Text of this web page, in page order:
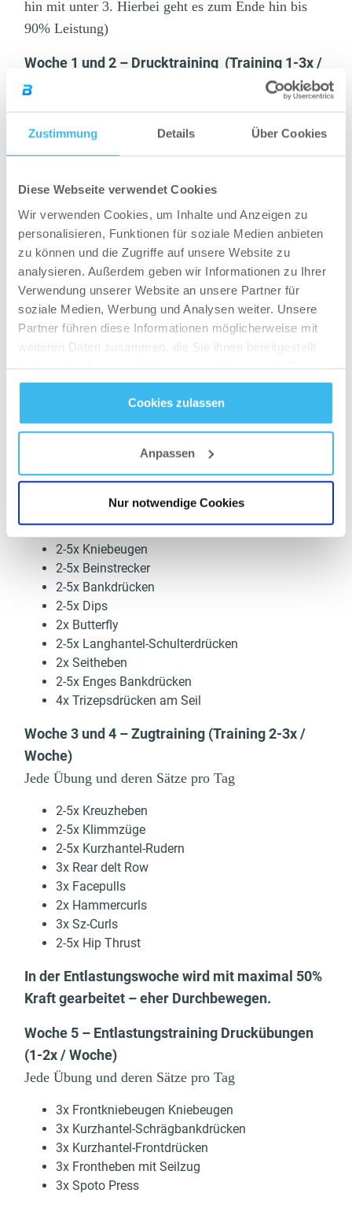
Zustimmung Details Über Cookies
Diese Webseite verwendet Cookies
Wir verwenden Cookies, um Inhalte und Anzeigen zu
personalisieren, Funktionen für soziale Medien anbieten
zu können und die Zugriffe auf unsere Website zu
analysieren. Außerdem geben wir Informationen zu Ihrer
Verwendung unserer Website an unsere Partner für
soziale Medien, Werbung und Analysen weiter. Unsere
Partner führen diese Informationen möglicherweise mit
weiteren Daten zusammen, die Sie ihnen bereitgestellt
gesammelt haben.
Datenschutz- undCookie-Richtlinien
Cookies zulassen
Anpassen
Nur notwendige Cookies
hin mit unter 3. Hierbei geht es zum Ende hin bis
90% Leistung)
Woche 1 und 2 – Drucktraining (Training 1-3x /
Woche)
1-3x Kniebeugen
1-3x Bankdrücken
1-3x Langhantel-Schulterdrücken
1-3x Seitheben
1-3x French-Press
Woche 1 und 2 – Zugtraining (Training 1-3x /
Woche)
Jede Übung und deren Sätze pro Tag
1-3x Kreuzheben
1-3x Langhantel-Rudern
1-3x Facepulls
1-3x Langhantel-Curls
Woche 3 und 4 – Drucktraining (Training 2-3x /
2-5x Kniebeugen
2-5x Beinstrecker
2-5x Bankdrücken
2-5x Dips
2x Butterfly
2-5x Langhantel-Schulterdrücken
2x Seitheben
2-5x Enges Bankdrücken
4x Trizepsdrücken am Seil
Woche 3 und 4 – Zugtraining (Training 2-3x /
Woche)
Jede Übung und deren Sätze pro Tag
2-5x Kreuzheben
2-5x Klimmzüge
2-5x Kurzhantel-Rudern
3x Rear delt Row
3x Facepulls
2x Hammercurls
3x Sz-Curls
2-5x Hip Thrust
In der Entlastungswoche wird mit maximal 50%
Kraft gearbeitet – eher Durchbewegen.
Woche 5 – Entlastungstraining Druckübungen
(1-2x / Woche)
Jede Übung und deren Sätze pro Tag
3x Frontkniebeugen Kniebeugen
3x Kurzhantel-Schrägbankdrücken
3x Kurzhantel-Frontdrücken
3x Frontheben mit Seilzug
3x Spoto Press